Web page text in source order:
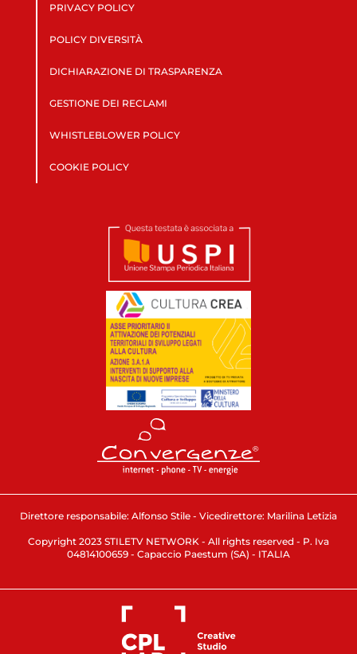
PRIVACY POLICY
POLICY DIVERSITÀ
DICHIARAZIONE DI TRASPARENZA
GESTIONE DEI RECLAMI
WHISTLEBLOWER POLICY
COOKIE POLICY
Direttore responsabile: Alfonso Stile - Vicedirettore: Marilina Letizia
Copyright 2023 STILETV NETWORK - All rights reserved - P. Iva
04814100659 - Capaccio Paestum (SA) - ITALIA